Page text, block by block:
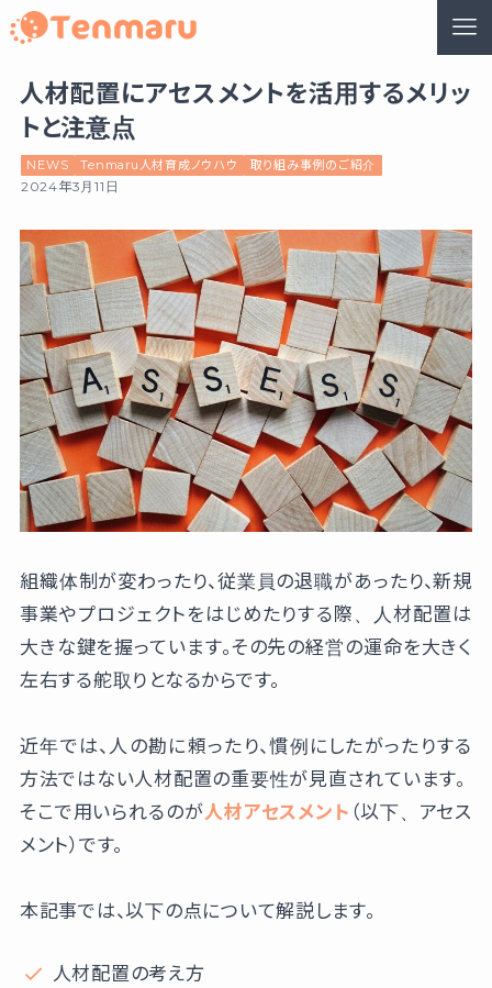
人材配置にアセスメントを活用するメリッ
トと注意点
NEWS Tenmaru人材育成ノウハウ 取り組み事例のご紹介
2024年3月11日
組織体制が変わったり、従業員の退職があったり、新規
事業やプロジェクトをはじめたりする際、人材配置は
大きな鍵を握っています。その先の経営の運命を大きく
左右する舵取りとなるからです。
近年では、人の勘に頼ったり、慣例にしたがったりする
方法ではない人材配置の重要性が見直されています。
そこで用いられるのが人材アセスメント （以下、アセス
メント）です。
本記事では、以下の点について解説します。
人材配置の考え方